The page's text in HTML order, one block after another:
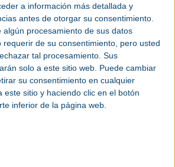
a información más detallada y
antes de otorgar su consentimiento.
algún procesamiento de sus datos
requerir de su consentimiento, pero usted
tal procesamiento. Sus
solo a este sitio web. Puede cambiar
su consentimiento en cualquier
este sitio y haciendo clic en el botón
inferior de la página web.